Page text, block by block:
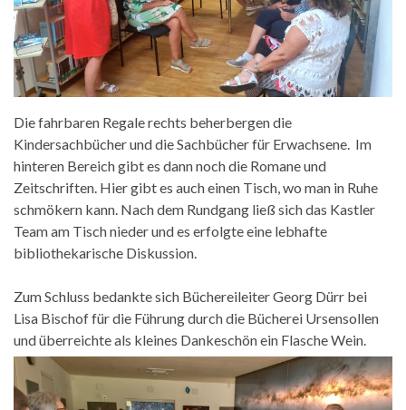
Die fahrbaren Regale rechts beherbergen die
Kindersachbücher und die Sachbücher für Erwachsene. Im
hinteren Bereich gibt es dann noch die Romane und
Zeitschriften. Hier gibt es auch einen Tisch, wo man in Ruhe
schmökern kann. Nach dem Rundgang ließ sich das Kastler
Team am Tisch nieder und es erfolgte eine lebhafte
bibliothekarische Diskussion.
Zum Schluss bedankte sich Büchereileiter Georg Dürr bei
Lisa Bischof für die Führung durch die Bücherei Ursensollen
und überreichte als kleines Dankeschön ein Flasche Wein.